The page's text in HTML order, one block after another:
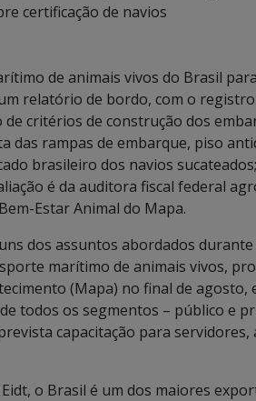
certificação de navios
de animais vivos do Brasil
relatório de bordo, com o
critérios de construção dos
das rampas de embarque, piso
brasileiro dos navios
é da auditora fiscal federal
Estar Animal do Mapa.
dos assuntos abordados
marítimo de animais vivos,
(Mapa) no final de
todos os segmentos – público e
capacitação para
o Brasil é um dos maiores